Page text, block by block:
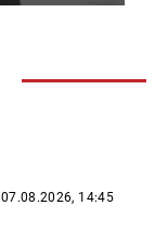
07.08.2026, 14:45